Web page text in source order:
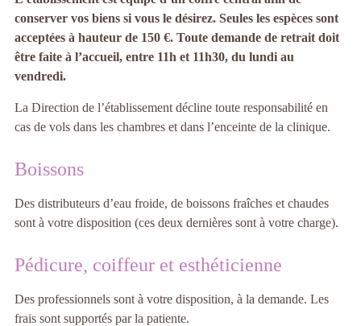
conserver vos biens si vous le désirez. Seules les espèces sont
acceptées à hauteur de 150 €. Toute demande de retrait doit
être faite à l’accueil, entre 11h et 11h30, du lundi au
vendredi.
La Direction de l’établissement décline toute responsabilité en
cas de vols dans les chambres et dans l’enceinte de la clinique.
Boissons
Des distributeurs d’eau froide, de boissons fraîches et chaudes
sont à votre disposition (ces deux dernières sont à votre charge).
Pédicure, coiffeur et esthéticienne
Des professionnels sont à votre disposition, à la demande. Les
frais sont supportés par la patiente.